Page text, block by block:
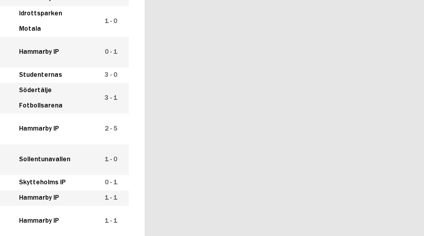
Idrottsparken
Motala
1 - 0
Hammarby IP 0 - 1
Studenternas 3 - 0
Södertälje
Fotbollsarena
3 - 1
Hammarby IP 2 - 5
Sollentunavallen 1 - 0
Skytteholms IP 0 - 1
Hammarby IP 1 - 1
Hammarby IP 1 - 1